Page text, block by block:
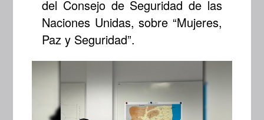
del Consejo de Seguridad de las
Naciones Unidas, sobre “Mujeres,
Paz y Seguridad”.